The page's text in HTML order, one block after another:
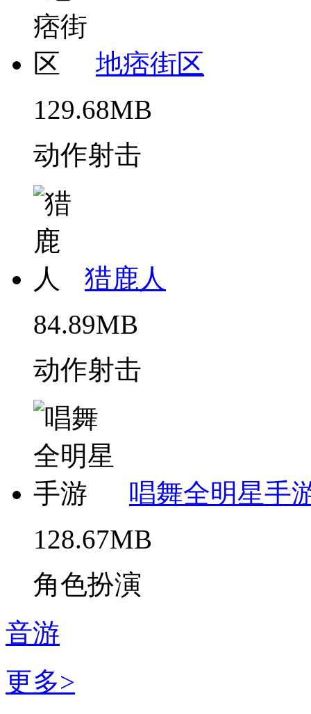
地痞街区
129.68MB
动作射击
猎鹿人
84.89MB
动作射击
唱舞全明星手
128.67MB
角色扮演
音游
更多>